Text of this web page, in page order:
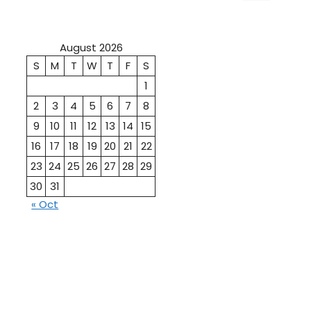
August 2026
S
M T W T F
S
1
2
3 4 5 6 7
8
9
10 11 12 13 14 15
16
17 18 19 20 21
22
23 24 25 26 27 28 29
30 31
« Oct